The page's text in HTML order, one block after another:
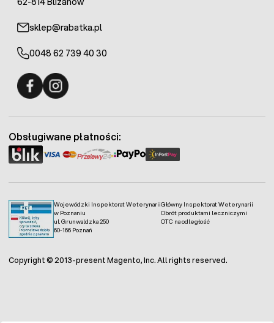
sklep@rabatka.pl
0048 62 739 40 30
Wojewódzki Inspektorat Weterynarii
w Poznaniu
ul. Grunwaldzka 250
60-166 Poznań
Główny Inspektorat Weterynarii
Obrót produktami leczniczymi
OTC na odległość
Obsługiwane płatności:
Copyright © 2013-present Magento, Inc. All rights reserved.